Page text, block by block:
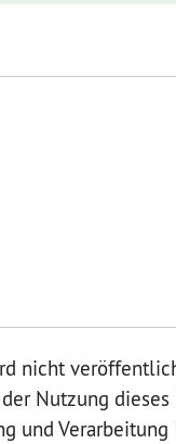
nicht
Nutzung
und